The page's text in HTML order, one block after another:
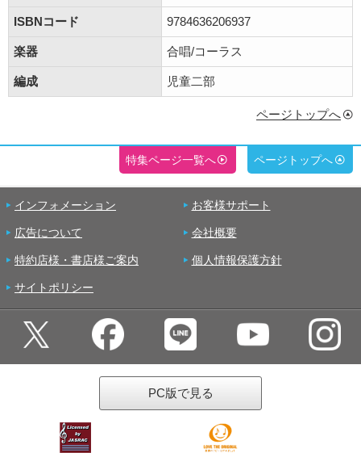
ISBNコード 9784636206937
楽器 合唱/コーラス
編成 児童二部
ページトップへ
特集ページ一覧へ ページトップへ
インフォメーション お客様サポート
広告について 会社概要
特約店様・書店様ご案内 個人情報保護方針
サイトポリシー
PC版で見る